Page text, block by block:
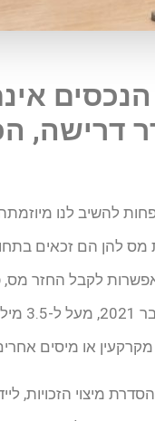
דרישה,
להשיב לנו
מס להן הם זכאים
לקבל החזר מס,
או מיסים
רשות המיסים לפעול להסדרת מיצוי